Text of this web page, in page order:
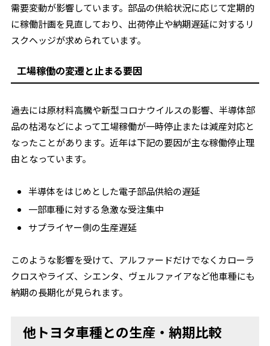
需要変動が影響しています。部品の供給状況に応じて定期的
に稼働計画を見直しており、出荷停止や納期遅延に対するリ
スクヘッジが求められています。
工場稼働の変遷と止まる要因
過去には原材料高騰や新型コロナウイルスの影響、半導体部
品の枯渇などによって工場稼働が一時停止または減産対応と
なったことがあります。近年は下記の要因が主な稼働停止理
由となっています。
半導体をはじめとした電子部品供給の遅延
一部車種に対する急激な受注集中
サプライヤー側の生産遅延
このような影響を受けて、アルファードだけでなくカローラ
クロスやライズ、シエンタ、ヴェルファイアなど他車種にも
納期の長期化が見られます。
他トヨタ車種との生産・納期比較